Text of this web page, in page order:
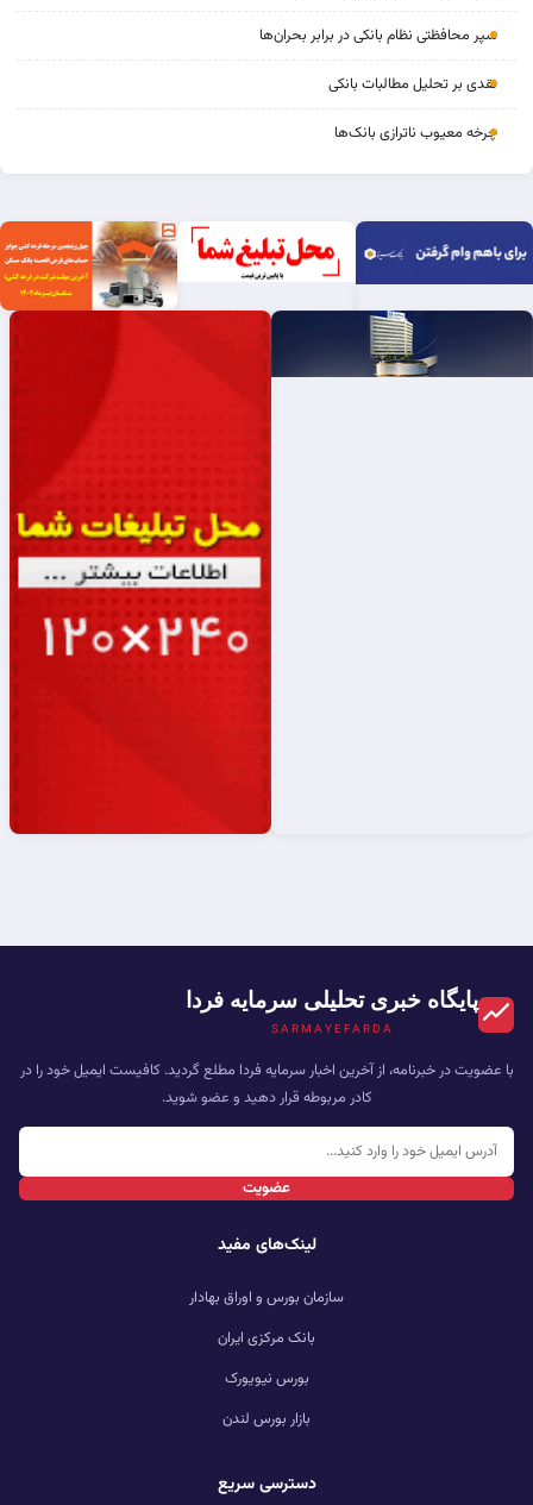
سپر محافظتی نظام بانکی در برابر بحران‌ها
نقدی بر تحلیل مطالبات بانکی
چرخه‌ معیوب ناترازی بانک‌ها
پایگاه خبری تحلیلی سرمایه فردا
SARMAYEFARDA
با عضویت در خبرنامه، از آخرین اخبار سرمایه فردا مطلع گردید. کافیست ایمیل خود را در
کادر مربوطه قرار دهید و عضو شوید.
عضویت
لینک‌های مفید
سازمان بورس و اوراق بهادار
بانک مرکزی ایران
بورس نیویورک
بازار بورس لندن
دسترسی سریع